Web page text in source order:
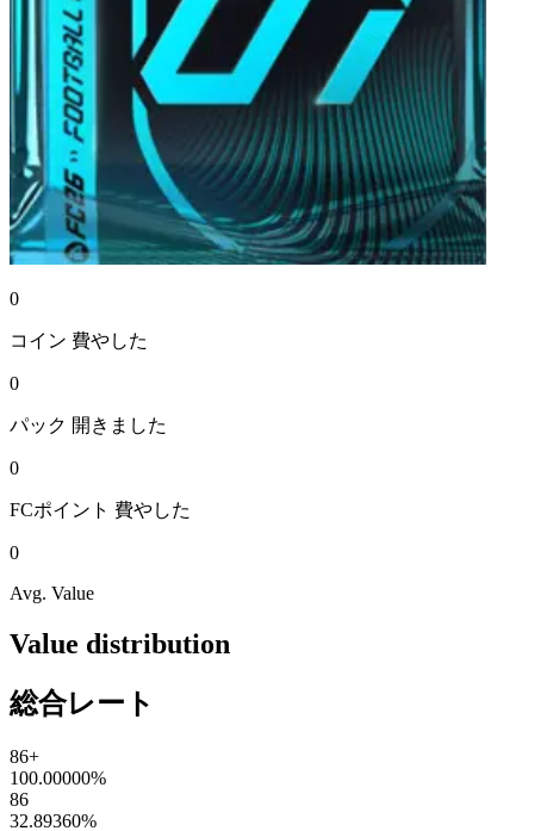
0
コイン 費やした
0
パック 開きました
0
FCポイント 費やした
0
Avg. Value
Value distribution
総合レート
86+
100.00000%
86
32.89360%